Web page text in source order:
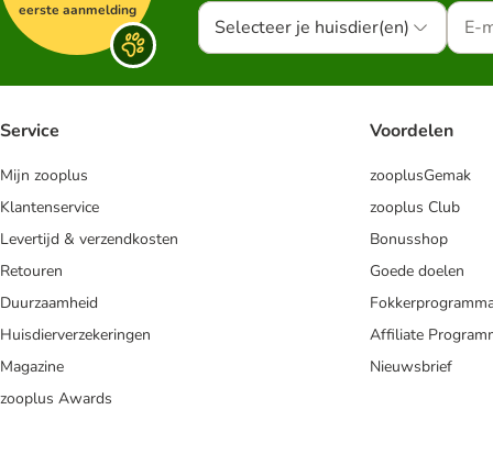
eerste aanmelding
Selecteer je huisdier(en)
Service
Mijn zooplus
Klantenservice
Levertijd & verzendkosten
Retouren
Duurzaamheid
Huisdierverzekeringen
Magazine
zooplus Awards
Voordelen
zooplusGemak
zooplus Club
Bonusshop
Goede doelen
Affiliate
Nieuwsbrief